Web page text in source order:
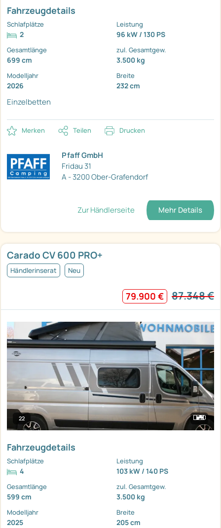
Fahrzeugdetails
Schlafplätze
2
Leistung
96 kW / 130 PS
Gesamtlänge
699 cm
zul. Gesamtgew.
3.500 kg
Modelljahr
2026
Breite
232 cm
Einzelbetten
Merken Teilen Drucken
Pfaff GmbH
Fridau 31
A - 3200 Ober-Grafendorf
Zur Händlerseite Mehr Details
Carado CV 600 PRO+
Händlerinserat Neu
79.900 € 87.348 €
22
Fahrzeugdetails
Schlafplätze
4
Leistung
103 kW / 140 PS
Gesamtlänge
599 cm
zul. Gesamtgew.
3.500 kg
Modelljahr
2025
Breite
205 cm